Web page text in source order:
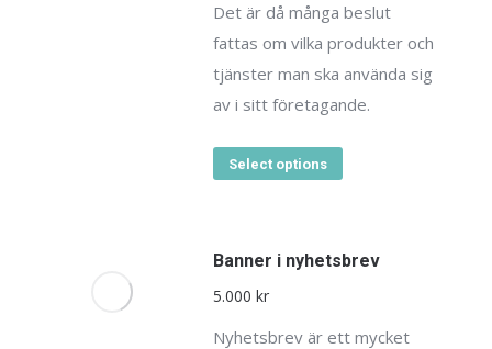
Det är då många beslut
fattas om vilka produkter och
tjänster man ska använda sig
av i sitt företagande.
Select options
Banner i nyhetsbrev
5.000kr
Nyhetsbrev är ett mycket